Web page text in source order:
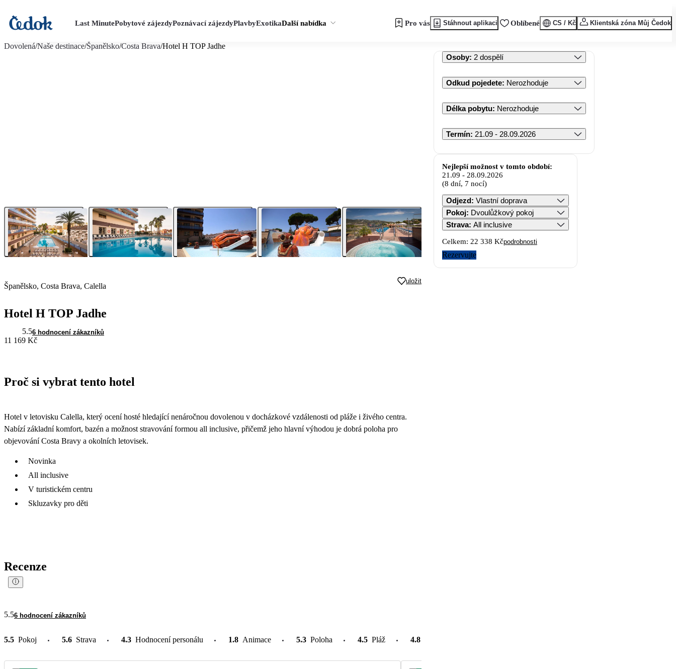
Last MinutePobytové zájezdyPoznávací zájezdyPlavbyExotikaDalší nabídka Pro vás Stáhnout aplikaci Oblíbené CS / Kč Klientská zóna Můj Čedok
Dovolená/Naše destinace/Španělsko/Costa Brava/Hotel H TOP Jadhe
Španělsko, Costa Brava, Calella
uložit
Hotel H TOP Jadhe
5.56 hodnocení zákazníků
11 169 Kč
Proč si vybrat tento hotel
Hotel v letovisku Calella, který ocení hosté hledající nenáročnou dovolenou v docházkové vzdálenosti od pláže i živého centra.
Nabízí základní komfort, bazén a možnost stravování formou all inclusive, přičemž jeho hlavní výhodou je dobrá poloha pro
objevování Costa Bravy a okolních letovisek.
Novinka
All inclusive
V turistickém centru
Skluzavky pro děti
Recenze
5.56 hodnocení zákazníků
5.5 Pokoj 5.6 Strava 4.3 Hodnocení personálu 1.8 Animace 5.3 Poloha 4.5 Pláž 4.8
Osoby: 2 dospělí
Odkud pojedete: Nerozhoduje
Délka pobytu: Nerozhoduje
Termín: 21.09 - 28.09.2026
Nejlepší možnost v tomto období:
21.09 - 28.09.2026
(8 dní, 7 nocí)
Odjezd: Vlastní doprava
Pokoj: Dvoulůžkový pokoj
Strava: All inclusive
Celkem: 22 338 Kčpodrobnosti
Rezervujte